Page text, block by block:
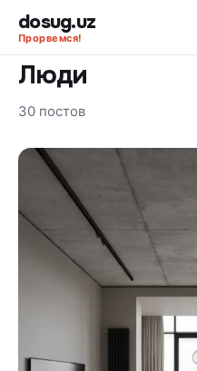
dosug.uz
Прорвемся!
Люди
30 постов